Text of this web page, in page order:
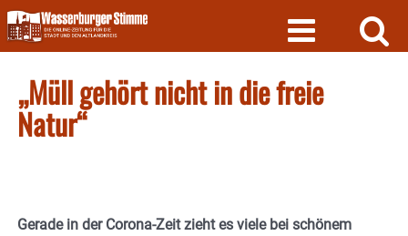
Skip
to
content
„Müll gehört nicht in die freie
Natur“
Gerade in der Corona-Zeit zieht es viele bei schönem